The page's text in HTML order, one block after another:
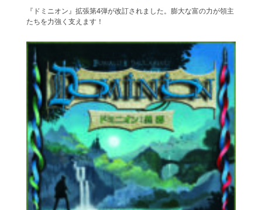
『ドミニオン』拡張第4弾が改訂されました。膨大な富の力が領主
たちを力強く支えます！